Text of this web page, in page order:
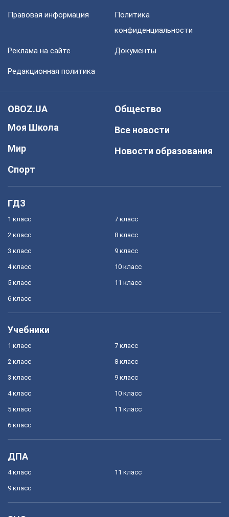
Правовая информация
Политика
конфиденциальности
Реклама на сайте Документы
Редакционная политика
OBOZ.UA
Моя Школа
Мир
Спорт
Общество
Все новости
Новости образования
ГДЗ
1 класс
2 класс
3 класс
4 класс
5 класс
6 класс
7 класс
8 класс
9 класс
10 класс
11 класс
Учебники
1 класс
2 класс
3 класс
4 класс
5 класс
6 класс
7 класс
8 класс
9 класс
10 класс
11 класс
ДПА
4 класс
9 класс
11 класс